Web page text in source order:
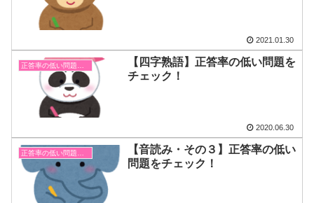
2021.01.30
【四字熟語】正答率の低い問題を
チェック！
2020.06.30
【音読み・その３】正答率の低い
問題をチェック！